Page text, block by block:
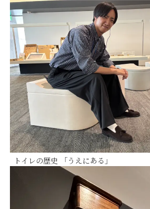
トイレの歴史 「うえにある」